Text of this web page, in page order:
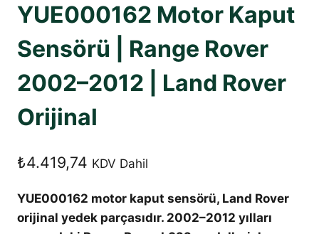
YUE000162 Motor Kaput
Sensörü | Range Rover
2002–2012 | Land Rover
Orijinal
₺4.419,74 KDV Dahil
YUE000162 motor kaput sensörü, Land Rover
orijinal yedek parçasıdır. 2002–2012 yılları